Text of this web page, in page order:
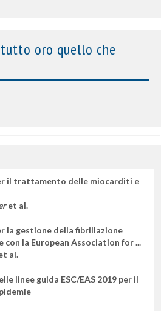
tutto oro quello che
il trattamento delle miocarditi e
et al.
la gestione della fibrillazione
la European Association for ...
al.
linee guida ESC/EAS 2019 per il